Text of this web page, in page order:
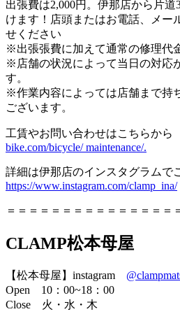
出張費は2,000円。伊那店から片
けます！店頭またはお電話、メー
せください
※出張張費に加えて通常の修理代
※店舗の状況によって当日の対応
す。
※作業内容によっては店舗まで持
ございます。
工賃やお問い合わせはこちらから
bike.com/bicycle/ maintenance/.
詳細は伊那店のインスタグラム
https://www.instagram.com/clamp_ina/
＝＝＝＝＝＝＝＝＝＝＝＝＝＝＝
CLAMP松本母屋
【松本母屋】instagram
Open 10：00~18：00
Close 火・水・木